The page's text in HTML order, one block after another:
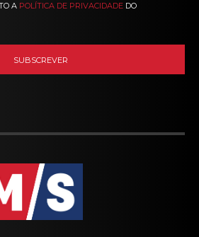
A POLÍTICA DE PRIVACIDADE DO